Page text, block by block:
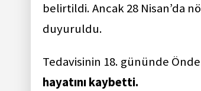
belirtildi. Ancak 28 Nisan’da
duyuruldu.
Tedavisinin 18. gününde
hayatını kaybetti.